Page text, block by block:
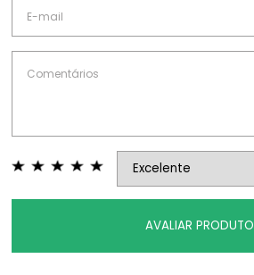
AVALIAR PRODUTO